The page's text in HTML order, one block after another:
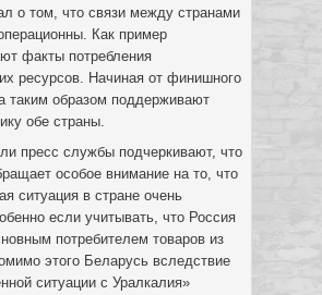
о том, что связи между странами
Как пример
факты потребления
ресурсов. Начиная от финишного
таким образом поддерживают
обе страны.
пресс службы подчеркивают, что
особое внимание на то, что
ситуация в стране очень
если учитывать, что Россия
потребителем товаров из
этого Беларусь вследствие
ситуации с Уралкалия»